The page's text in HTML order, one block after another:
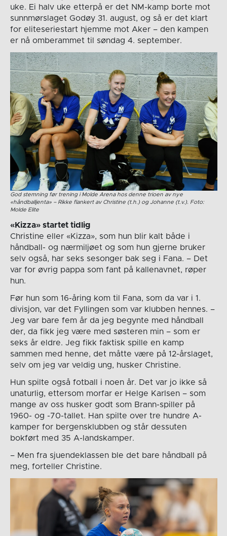
uke. Ei halv uke etterpå er det NM-kamp borte mot
sunnmørslaget Godøy 31. august, og så er det klart
for eliteseriestart hjemme mot Aker – den kampen
er nå omberammet til søndag 4. september.
God stemning før trening i Molde Arena hos denne trioen av nye
«håndballjenta» – Rikke flankert av Christine (t.h.) og Johanne (t.v.). Foto:
Molde Elite
«Kizza» startet tidlig
Christine eller «Kizza», som hun blir kalt både i
håndball- og nærmiljøet og som hun gjerne bruker
selv også, har seks sesonger bak seg i Fana. – Det
var for øvrig pappa som fant på kallenavnet, røper
hun.
Før hun som 16-åring kom til Fana, som da var i 1.
divisjon, var det Fyllingen som var klubben hennes. –
Jeg var bare fem år da jeg begynte med håndball
der, da fikk jeg være med søsteren min – som er
seks år eldre. Jeg fikk faktisk spille en kamp
sammen med henne, det måtte være på 12-årslaget,
selv om jeg var veldig ung, husker Christine.
Hun spilte også fotball i noen år. Det var jo ikke så
unaturlig, ettersom morfar er Helge Karlsen – som
mange av oss husker godt som Brann-spiller på
1960- og -70-tallet. Han spilte over tre hundre A-
kamper for bergensklubben og står dessuten
bokført med 35 A-landskamper.
– Men fra sjuendeklassen ble det bare håndball på
meg, forteller Christine.